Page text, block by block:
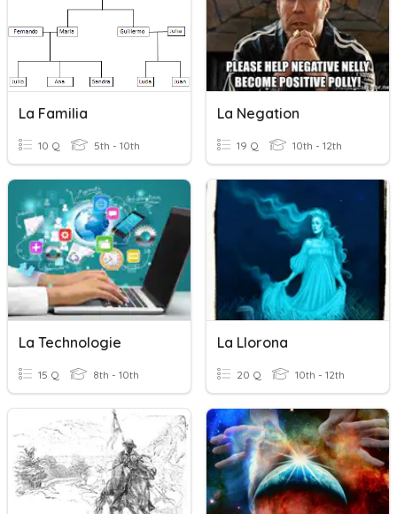
La Familia
10 Q 5th - 10th
La Negation
19 Q 10th - 12th
La Technologie
15 Q 8th - 10th
La Llorona
20 Q 10th - 12th